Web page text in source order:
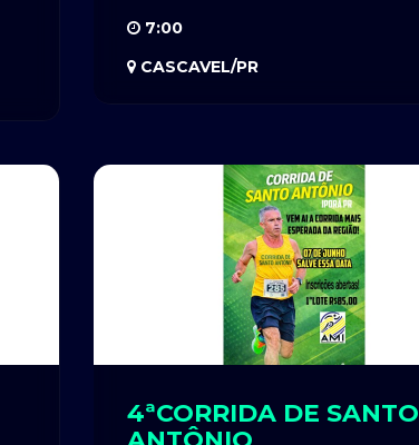
7:00
CASCAVEL/PR
4ªCORRIDA DE SANTO